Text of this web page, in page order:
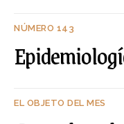
NÚMERO 143
EL OBJETO DEL MES